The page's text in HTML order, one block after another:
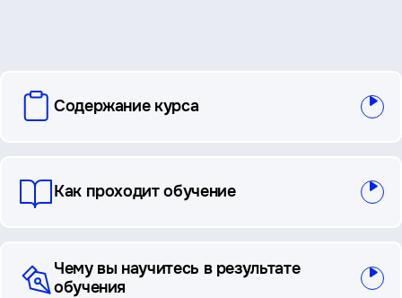
вопросы
Содержание курса
Как проходит обучение
Чему вы научитесь в результате
обучения